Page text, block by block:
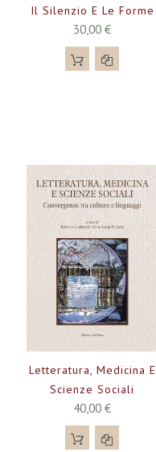
Il Silenzio E Le Forme
30,00 €
Letteratura, Medicina E
Scienze Sociali
40,00 €